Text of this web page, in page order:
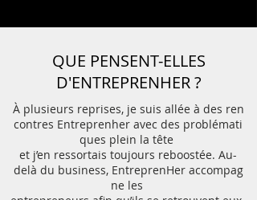
QUE PENSENT-ELLES
D'ENTREPRENHER ?
À plusieurs reprises, je suis allée à des ren
contres Entreprenher avec des problémati
ques plein la tête
et j’en ressortais toujours reboostée. Au-
delà du business, EntreprenHer accompag
ne les